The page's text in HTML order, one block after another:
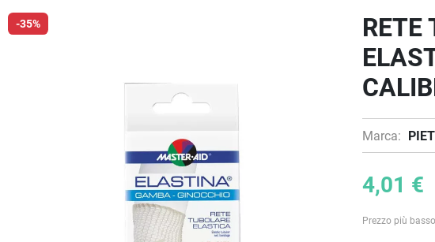
-35%
RETE
Marca:
4,01 €
Prezzo più